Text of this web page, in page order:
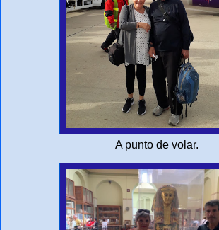
A punto de volar.